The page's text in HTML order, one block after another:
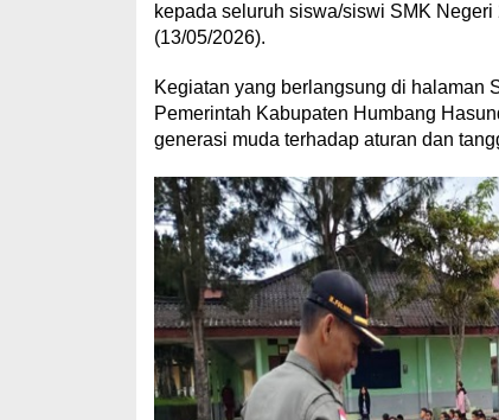
kepada seluruh siswa/siswi SMK
(13/05/2026).
Kegiatan yang berlangsung di halaman
Pemerintah Kabupaten Humbang
generasi muda terhadap aturan dan